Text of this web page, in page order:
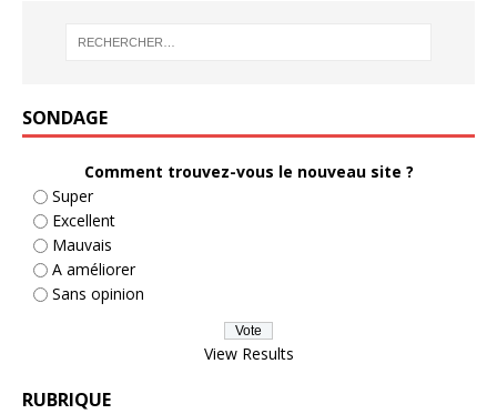
SONDAGE
Comment trouvez-vous le nouveau site ?
Super
Excellent
Mauvais
A améliorer
Sans opinion
View Results
RUBRIQUE